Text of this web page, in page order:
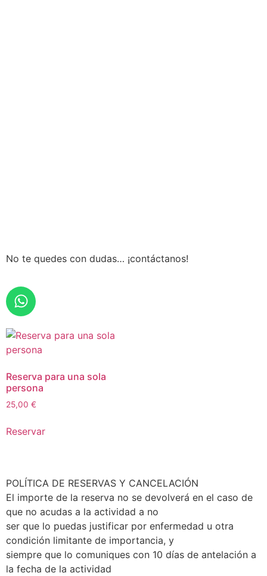
No te quedes con dudas… ¡contáctanos!
Reserva para una sola
persona
25,00 €
Reservar
POLÍTICA DE RESERVAS Y CANCELACIÓN
El importe de la reserva no se devolverá en el caso de
que no acudas a la actividad a no
ser que lo puedas justificar por enfermedad u otra
condición limitante de importancia, y
siempre que lo comuniques con 10 días de antelación a
la fecha de la actividad